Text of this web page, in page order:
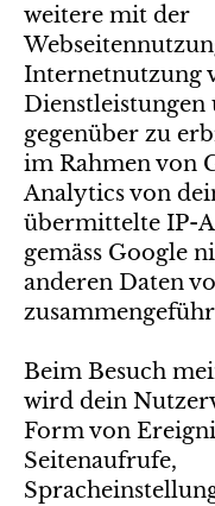
weitere mit der
Internetnutzung
Dienstleistungen
gegenüber zu
im Rahmen von
Analytics von
übermittelte IP-
gemäss Google
anderen Daten
Beim Besuch
wird dein
Form von
Seitenaufrufe,